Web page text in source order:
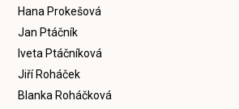
Hana Prokešová
Jan Ptáčník
Iveta Ptáčníková
Jiří Roháček
Blanka Roháčková